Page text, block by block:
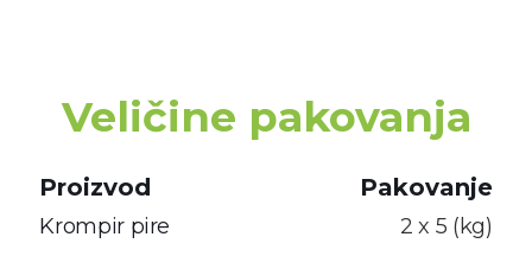
Veličine pakovanja
Proizvod Pakovanje
Krompir pire 2 x 5 (kg)